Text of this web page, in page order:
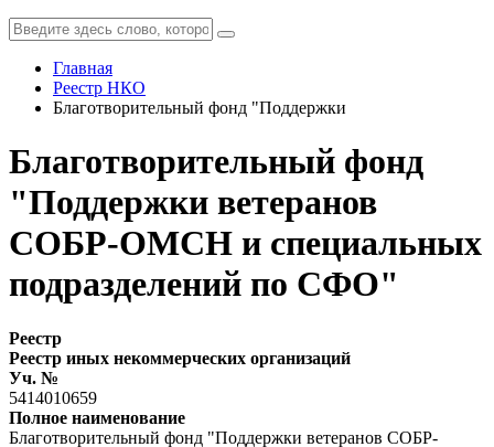
Главная
Реестр НКО
Благотворительный фонд "Поддержки
Благотворительный фонд
"Поддержки ветеранов
СОБР-ОМСН и специальных
подразделений по СФО"
Реестр
Реестр иных некоммерческих организаций
Уч. №
5414010659
Полное наименование
Благотворительный фонд "Поддержки ветеранов СОБР-